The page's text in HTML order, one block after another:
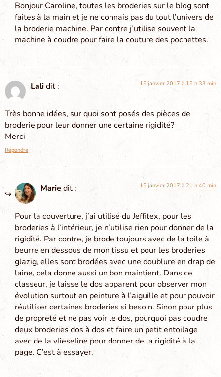
Bonjour Caroline, toutes les broderies sur le blog sont
faites à la main et je ne connais pas du tout l’univers de
la broderie machine. Par contre j’utilise souvent la
machine à coudre pour faire la couture des pochettes.
Lalidit : 15 janvier 2017 à 15 h 33 min
Très bonne idées, sur quoi sont posés des pièces de
broderie pour leur donner une certaine rigidité?
Merci
Répondre
Mariedit : 15 janvier 2017 à 21 h 40 min
Pour la couverture, j’ai utilisé du Jeffitex, pour les
broderies à l’intérieur, je n’utilise rien pour donner de la
rigidité. Par contre, je brode toujours avec de la toile à
beurre en dessous de mon tissu et pour les broderies
glazig, elles sont brodées avec une doublure en drap de
laine, cela donne aussi un bon maintient. Dans ce
classeur, je laisse le dos apparent pour observer mon
évolution surtout en peinture à l’aiguille et pour pouvoir
réutiliser certaines broderies si besoin. Sinon pour plus
de propreté et ne pas voir le dos, pourquoi pas coudre
deux broderies dos à dos et faire un petit entoilage
avec de la vlieseline pour donner de la rigidité à la
page. C’est à essayer.